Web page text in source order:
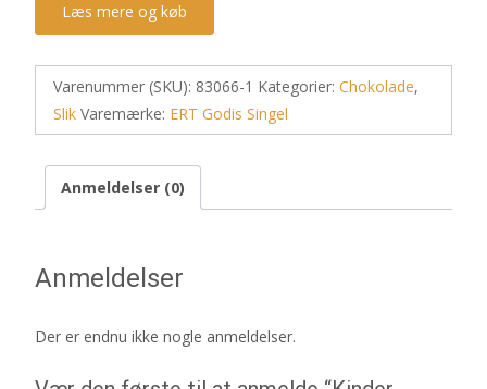
Læs mere og køb
Varenummer (SKU): 83066-1 Kategorier: Chokolade,
Slik Varemærke: ERT Godis Singel
Anmeldelser (0)
Anmeldelser
Der er endnu ikke nogle anmeldelser.